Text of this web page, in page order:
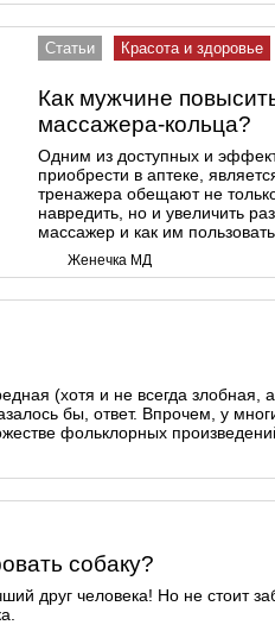
Статьи Красота и здоровье
Как мужчине
массажера-кольца?
Одним из доступных и
приобрести в аптеке,
тренажера обещают не
навредить, но и увеличить
массажер и как им
Женечка МД
(хотя и не всегда злобная,
бы, ответ. Впрочем, у
фольклорных
собаку?
друг человека! Но не стоит